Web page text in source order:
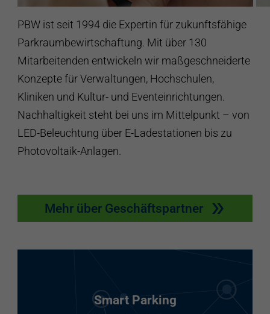
PBW ist seit 1994 die Expertin für zukunftsfähige
Parkraumbewirtschaftung. Mit über 130
Mitarbeitenden entwickeln wir maßgeschneiderte
Konzepte für Verwaltungen, Hochschulen,
Kliniken und Kultur- und Eventeinrichtungen.
Nachhaltigkeit steht bei uns im Mittelpunkt – von
LED-Beleuchtung über E-Ladestationen bis zu
Photovoltaik-Anlagen.
Mehr über Geschäftspartner
Smart Parking